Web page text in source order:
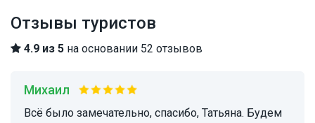
Отзывы туристов
4.9 из 5 на основании 52 отзывов
Михаил
Всё было замечательно, спасибо, Татьяна. Будем